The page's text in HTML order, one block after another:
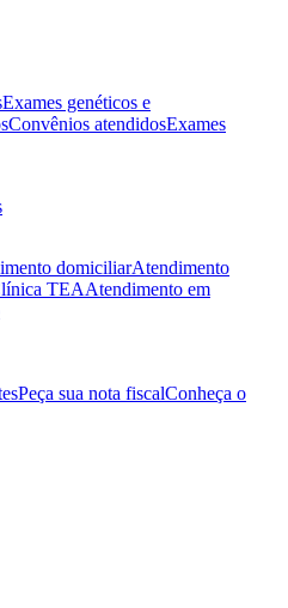
Exames genéticos e
Convênios atendidosExames
domiciliarAtendimento
TEAAtendimento em
Peça sua nota fiscalConheça o